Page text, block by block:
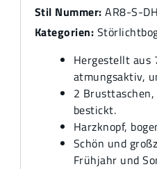
Stil Nummer: AR8-S-DH
Kategorien:
Hergestellt aus
atmungsaktiv,
2
bestickt.
Harzknopf,
Schön und
Frühjahr und